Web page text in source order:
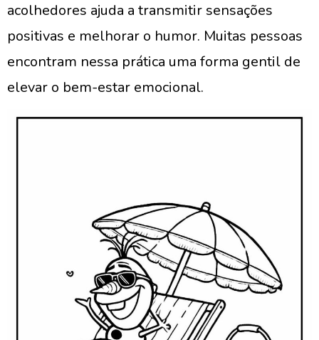
acolhedores ajuda a transmitir sensações
positivas e melhorar o humor. Muitas pessoas
encontram nessa prática uma forma gentil de
elevar o bem-estar emocional.